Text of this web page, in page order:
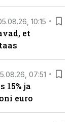
10:15
et
07:51
ja
euro